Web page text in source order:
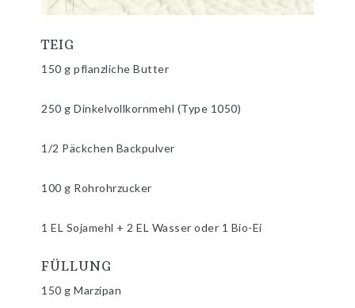
TEIG
150 g pflanzliche Butter
250 g Dinkelvollkornmehl (Type 1050)
1/2 Päckchen Backpulver
100 g Rohrohrzucker
1 EL Sojamehl + 2 EL Wasser oder 1 Bio-Ei
FÜLLUNG
150 g Marzipan